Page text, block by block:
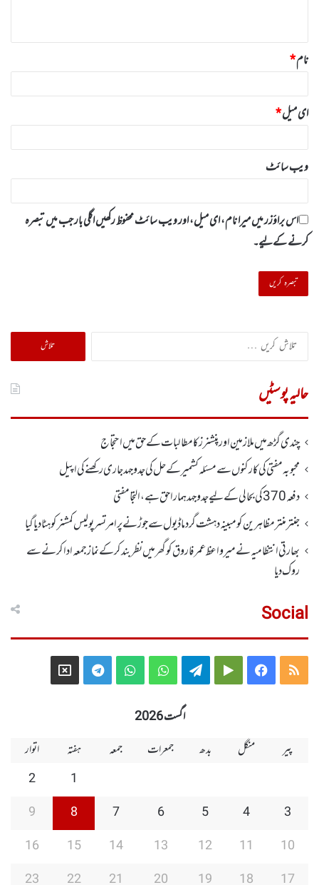
نام*
ای میل*
ویب‌ سائٹ
اس براؤزر میں میرا نام، ای میل، اور ویب سائٹ محفوظ رکھیں اگلی بار جب میں تبصرہ
کرنے کےلیے۔
تلاش
کریں
حالیہ پوسٹیں
چندی گڑھ میں ملازمین اور پنشنرز کا مطالبات کے حق میں احتجاج
محبوبہ مفتی کی کارکنوں سے مسئلہ کشمیر کے حل کی جدوجہد جاری رکھنے کی اپیل
دفعہ370کی بحالی کے لیے جدوجہد ہمارا حق ہے، التجا مفتی
جنتر منتر مظاہرین کو مبینہ دہشت گرد ماڈیول سے جوڑنے پر امرتسر پولیس کمشنر کو ہٹا دیاگیا
بھارتی انتظامیہ نے میر واعظ عمر فاروق کو گھر میں نظر بندکر کے نماز جمعہ ادا کرنے سے
روک دیا
Social
RSS
Facebook
Google
Telegram
WhatsApp
WhatsApp
Telegram
X
اگست 2026
پیر
منگل بدھ جمعرات جمعہ ہفتہ
اتوار
1
2
3
4
5
6
7
8
9
10
11
12
13
14
15
16
17
18
19
20
21
22
23